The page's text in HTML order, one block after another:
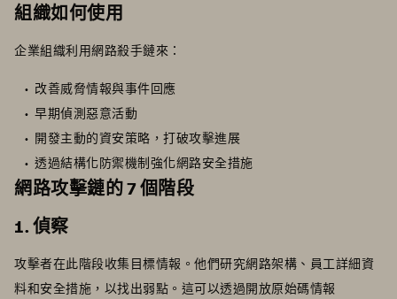
組織如何使用
企業組織利用網路殺手鏈來：
改善威脅情報與事件回應
早期偵測惡意活動
開發主動的資安策略，打破攻擊進展
透過結構化防禦機制強化網路安全措施
網路攻擊鏈的 7 個階段
1. 偵察
攻擊者在此階段收集目標情報。他們研究網路架構、員工詳細資
料和安全措施，以找出弱點。這可以透過開放原始碼情報